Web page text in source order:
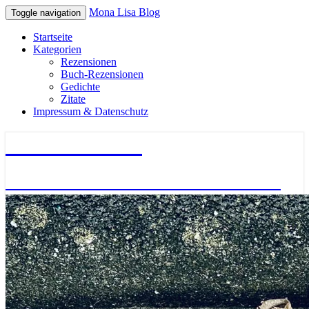
Toggle navigation Mona Lisa Blog
Startseite
Kategorien
Rezensionen
Buch-Rezensionen
Gedichte
Zitate
Impressum & Datenschutz